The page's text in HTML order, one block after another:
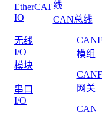
EtherCAT
IO
无线
I/O
模块
串口
I/O
CAN总线
模组
网关
CAN